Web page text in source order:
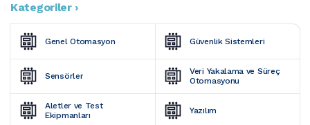
Kategoriler ›
Genel Otomasyon Güvenlik Sistemleri
Sensörler
Veri Yakalama ve Süreç
Otomasyonu
Aletler ve Test
Ekipmanları
Yazılım